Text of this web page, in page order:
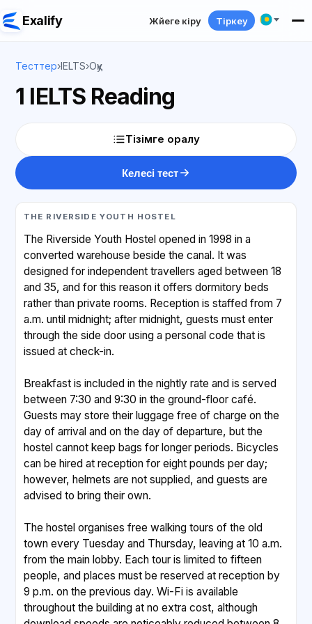
Exalify Жүйеге кіру Тіркеу
Тесттер›IELTS›Оқу
1 IELTS Reading
Тізімге оралу
Келесі тест
THE RIVERSIDE YOUTH HOSTEL
The Riverside Youth Hostel opened in 1998 in a
converted warehouse beside the canal. It was
designed for independent travellers aged between 18
and 35, and for this reason it offers dormitory beds
rather than private rooms. Reception is staffed from 7
a.m. until midnight; after midnight, guests must enter
through the side door using a personal code that is
issued at check-in.
Breakfast is included in the nightly rate and is served
between 7:30 and 9:30 in the ground-floor café.
Guests may store their luggage free of charge on the
day of arrival and on the day of departure, but the
hostel cannot keep bags for longer periods. Bicycles
can be hired at reception for eight pounds per day;
however, helmets are not supplied, and guests are
advised to bring their own.
The hostel organises free walking tours of the old
town every Tuesday and Thursday, leaving at 10 a.m.
from the main lobby. Each tour is limited to fifteen
people, and places must be reserved at reception by
9 p.m. on the previous day. Wi-Fi is available
throughout the building at no extra cost, although